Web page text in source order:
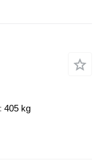
405 kg